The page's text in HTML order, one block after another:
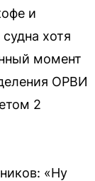
и
хотя
момент
ОРВИ
2
«Ну